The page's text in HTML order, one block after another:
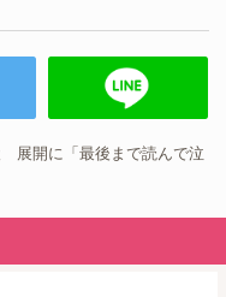
展開に「最後まで読んで泣